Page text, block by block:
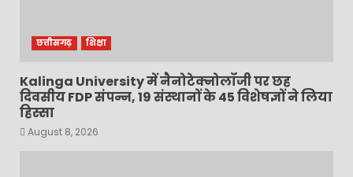
छत्तीसगढ़ शिक्षा
Kalinga University में नैनोटेक्नोलॉजी पर छह
दिवसीय FDP संपन्न, 19 संस्थानों के 45 विशेषज्ञों ने लिया
हिस्सा
August 8, 2026